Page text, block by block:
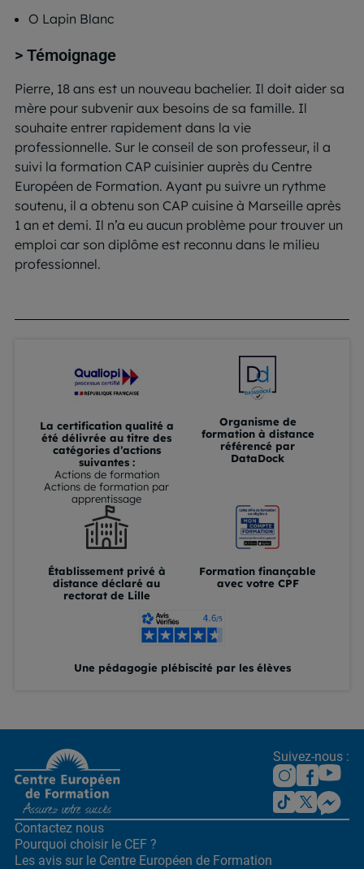
O Lapin Blanc
> Témoignage
Pierre, 18 ans est un nouveau bachelier. Il doit aider sa
mère pour subvenir aux besoins de sa famille. Il
souhaite entrer rapidement dans la vie
professionnelle. Sur le conseil de son professeur, il a
suivi la formation CAP cuisinier auprès du Centre
Européen de Formation. Ayant pu suivre un rythme
soutenu, il a obtenu son CAP cuisine à Marseille après
1 an et demi. Il n’a eu aucun problème pour trouver un
emploi car son diplôme est reconnu dans le milieu
professionnel.
La certification qualité a
été délivrée au titre des
catégories d’actions
suivantes :
Actions de formation
Actions de formation par
apprentissage
Organisme de
formation à distance
référencé par
DataDock
Établissement privé à
distance déclaré au
rectorat de Lille
Formation finançable
avec votre CPF
Une pédagogie plébiscité par les élèves
Suivez-nous :
Contactez nous
Pourquoi choisir le CEF ?
Les avis sur le Centre Européen de Formation